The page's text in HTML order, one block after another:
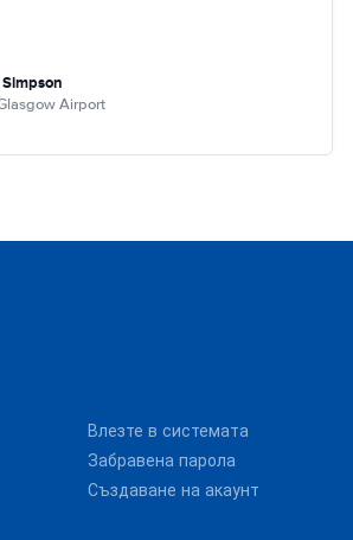
Airport
Влезте в системата
Забравена парола
Създаване на акаунт